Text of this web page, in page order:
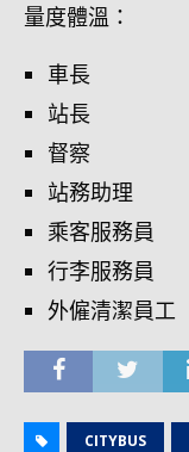
量度體溫：
車長
站長
督察
站務助理
乘客服務員
行李服務員
外僱清潔員工
CITYBUS